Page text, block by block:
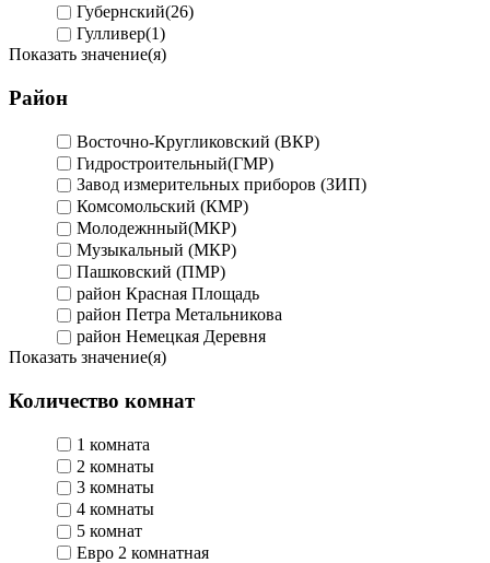
Губернский(26)
Гулливер(1)
Показать значение(я)
Район
Восточно-Кругликовский (ВКР)
Гидростроительный(ГМР)
Завод измерительных приборов (ЗИП)
Комсомольский (КМР)
Молодежнный(МКР)
Музыкальный (МКР)
Пашковский (ПМР)
район Красная Площадь
район Петра Метальникова
район Немецкая Деревня
Показать значение(я)
Количество комнат
1 комната
2 комнаты
3 комнаты
4 комнаты
5 комнат
Евро 2 комнатная